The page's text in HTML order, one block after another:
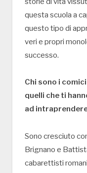
questa scuola a
questo tipo di
veri e propri
successo.
Chi sono i
quelli che ti
ad
Sono cresciuto
Brignano e
cabarettisti